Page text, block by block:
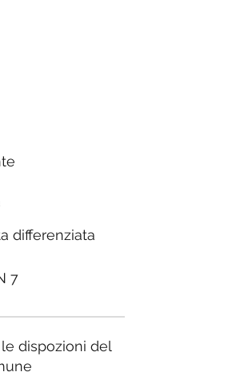
differenziata
7
dispozioni del